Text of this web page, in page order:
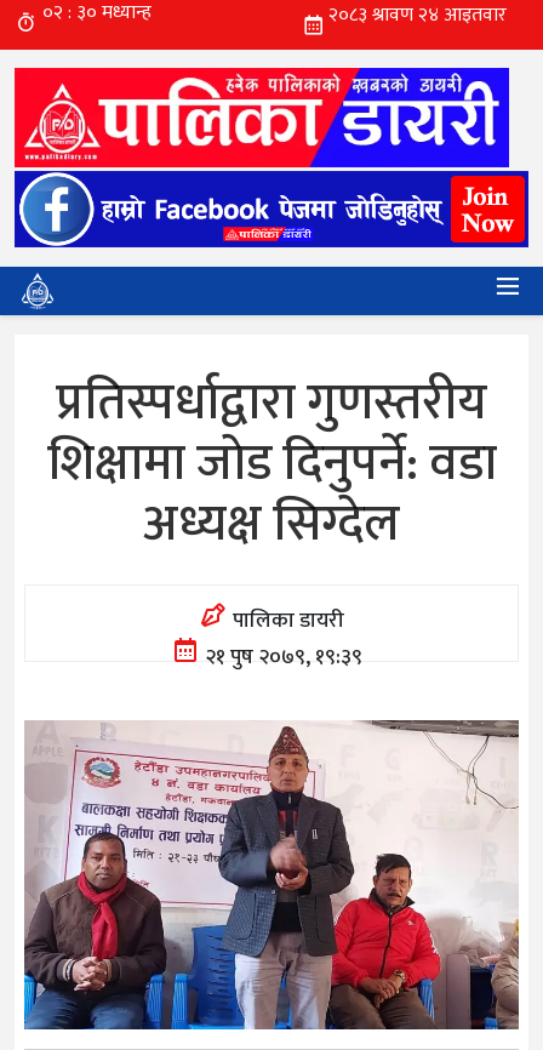
प्रतिस्पर्धाद्वारा गुणस्तरीय
शिक्षामा जाेड दिनुपर्ने: वडा
अध्यक्ष सिग्देल
पालिका डायरी
२१ पुष २०७९, १९:३९